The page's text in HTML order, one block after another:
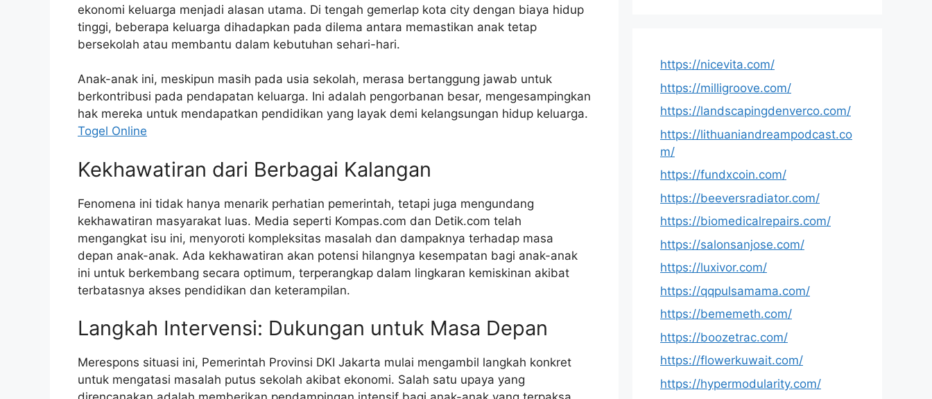
ekonomi keluarga menjadi alasan utama. Di tengah gemerlap kota city dengan biaya hidup
tinggi, beberapa keluarga dihadapkan pada dilema antara memastikan anak tetap
bersekolah atau membantu dalam kebutuhan sehari-hari.
Anak-anak ini, meskipun masih pada usia sekolah, merasa bertanggung jawab untuk
berkontribusi pada pendapatan keluarga. Ini adalah pengorbanan besar, mengesampingkan
hak mereka untuk mendapatkan pendidikan yang layak demi kelangsungan hidup keluarga.
Togel Online
Kekhawatiran dari Berbagai Kalangan
Fenomena ini tidak hanya menarik perhatian pemerintah, tetapi juga mengundang
kekhawatiran masyarakat luas. Media seperti Kompas.com dan Detik.com telah
mengangkat isu ini, menyoroti kompleksitas masalah dan dampaknya terhadap masa
depan anak-anak. Ada kekhawatiran akan potensi hilangnya kesempatan bagi anak-anak
ini untuk berkembang secara optimum, terperangkap dalam lingkaran kemiskinan akibat
terbatasnya akses pendidikan dan keterampilan.
Langkah Intervensi: Dukungan untuk Masa Depan
Merespons situasi ini, Pemerintah Provinsi DKI Jakarta mulai mengambil langkah konkret
untuk mengatasi masalah putus sekolah akibat ekonomi. Salah satu upaya yang
https://nicevita.com/
https://milligroove.com/
https://landscapingdenverco.com/
https://lithuaniandreampodcast.co
m/
https://fundxcoin.com/
https://beeversradiator.com/
https://biomedicalrepairs.com/
https://salonsanjose.com/
https://luxivor.com/
https://qqpulsamama.com/
https://bememeth.com/
https://boozetrac.com/
https://flowerkuwait.com/
https://hypermodularity.com/